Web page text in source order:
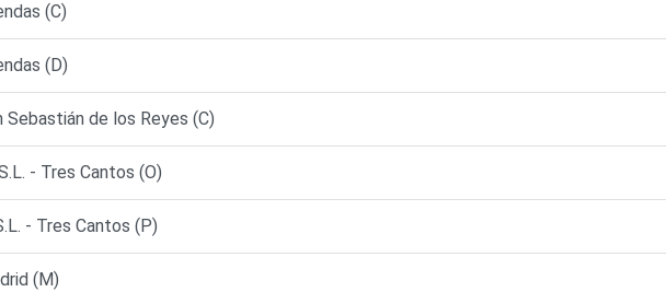
(C)
(D)
Sebastián de los Reyes (C)
- Tres Cantos (O)
- Tres Cantos (P)
(M)